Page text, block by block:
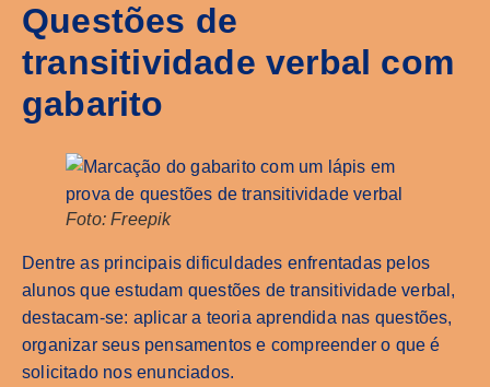
Questões de
transitividade verbal com
gabarito
Foto: Freepik
Dentre as principais dificuldades enfrentadas pelos
alunos que estudam questões de transitividade verbal,
destacam-se: aplicar a teoria aprendida nas questões,
organizar seus pensamentos e compreender o que é
solicitado nos enunciados.